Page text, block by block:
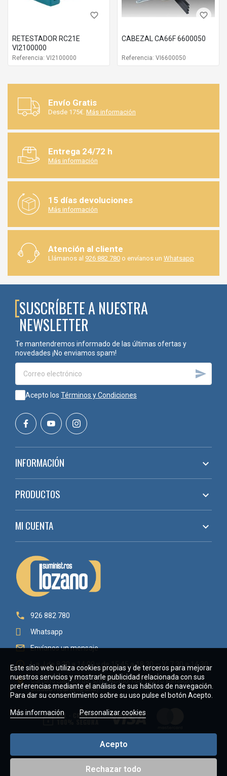
favorite_border
RETESTADOR RC21E
VI2100000
Referencia: VI2100000
favorite_border
CABEZAL CA66F 6600050
Referencia: VI6600050
Envío Gratis
Desde 175€. Más información
Entrega 24/72 h
Más información
15 días devoluciones
Más información
Atención al cliente
Llámanos al 926 882 780 o envíanos un Whatsapp
SUSCRÍBETE A NUESTRA
NEWSLETTER
Te mantendremos informado de las últimas ofertas y
novedades ¡No enviamos spam!

Acepto los Términos y Condiciones
INFORMACIÓN 
PRODUCTOS 
MI CUENTA 

926 882 780
Whatsapp
 Envíanos un mensaje
 L a J de 8:30 a 14:00 y de 15:45 a 18:30 — V: 7:30 a 14:30

Camino San Jorge, s/n - Aptdo 106 13270 Almagro -
Ciudad Real (España)
Este sitio web utiliza cookies propias y de terceros para mejorar
nuestros servicios y mostrarle publicidad relacionada con sus
preferencias mediante el análisis de sus hábitos de navegación.
Para dar su consentimiento sobre su uso pulse el botón Acepto.
Más información Personalizar cookies
Rechazar todo
Acepto